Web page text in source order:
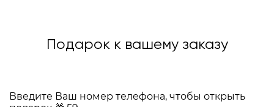
Подарок к вашему заказу
Введите Ваш номер телефона, чтобы открыть